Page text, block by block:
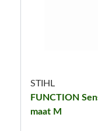
STIHL
FUNCTION
maat M